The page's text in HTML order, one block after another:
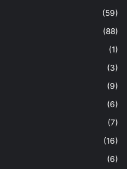
(59)
(88)
(1)
(3)
(9)
(6)
(7)
(16)
(6)